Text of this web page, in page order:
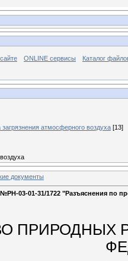
ONLINE сервисы Каталог
атмосферного воздуха [13]
документы
03-01-31/1722 "Разъяснения по
ПРИРОДНЫХ